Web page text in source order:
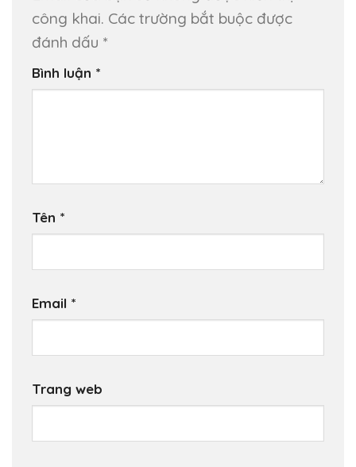
công khai. Các trường bắt buộc được
đánh dấu *
Bình luận *
Tên *
Email *
Trang web